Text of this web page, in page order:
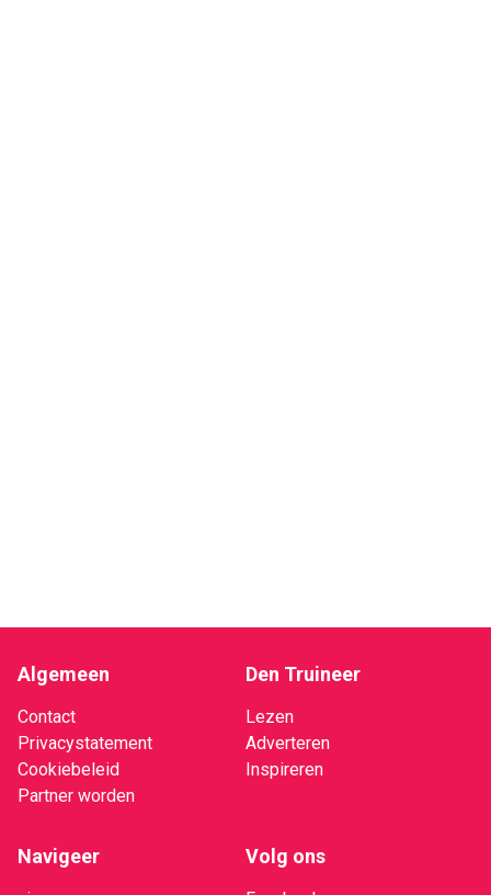
Algemeen
Contact
Privacystatement
Cookiebeleid
Partner worden
Den Truineer
Lezen
Adverteren
Inspireren
Navigeer Volg ons